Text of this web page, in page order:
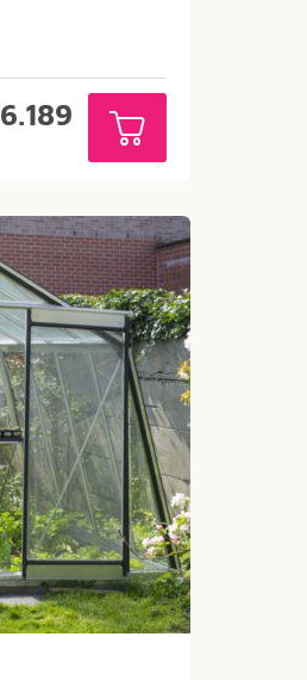
6.189Prijsklasse:
€2.419